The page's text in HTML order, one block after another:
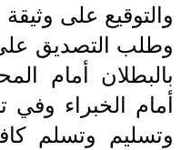
والتوقيع على
وطلب التصديق على
بالبطلان أمام
أمام الخبراء وفي
وتسليم وتسلم